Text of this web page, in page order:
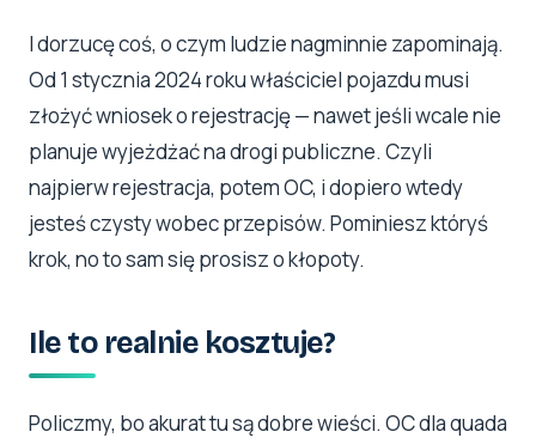
I dorzucę coś, o czym ludzie nagminnie zapominają.
Od 1 stycznia 2024 roku właściciel pojazdu musi
złożyć wniosek o rejestrację — nawet jeśli wcale nie
planuje wyjeżdżać na drogi publiczne. Czyli
najpierw rejestracja, potem OC, i dopiero wtedy
jesteś czysty wobec przepisów. Pominiesz któryś
krok, no to sam się prosisz o kłopoty.
Ile to realnie kosztuje?
Policzmy, bo akurat tu są dobre wieści. OC dla quada